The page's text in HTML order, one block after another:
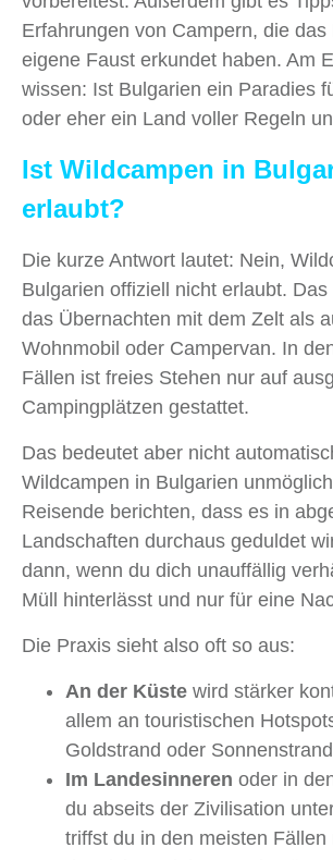
Erfahrungen von Campern, die
eigene Faust erkundet haben. Am
wissen: Ist Bulgarien ein Paradies
oder eher ein Land voller Regeln
Ist Wildcampen in
erlaubt?
Die kurze Antwort lautet: Nein,
Bulgarien offiziell nicht erlaubt. Das
das Übernachten mit dem Zelt als
Wohnmobil oder Campervan. In
Fällen ist freies Stehen nur auf
Campingplätzen gestattet.
Das bedeutet aber nicht
Wildcampen in Bulgarien
Reisende berichten, dass es in
Landschaften durchaus geduldet
dann, wenn du dich unauffällig
Müll hinterlässt und nur für eine
Die Praxis sieht also oft so aus:
An der Küste wird stärker
allem an touristischen
Goldstrand oder
Im Landesinneren oder in
du abseits der Zivilisation
triffst du in den meisten Fällen